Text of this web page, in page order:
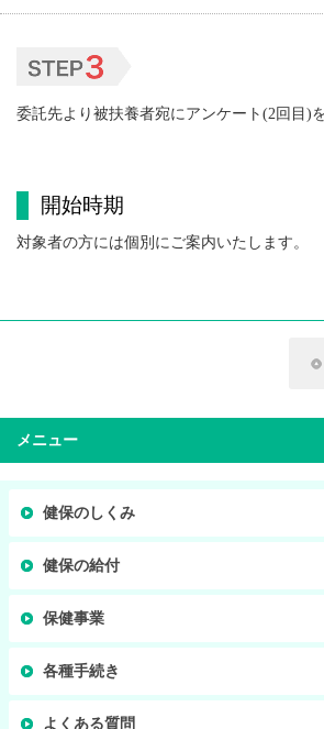
委託先より被扶養者宛にアンケート(2回目)
開始時期
対象者の方には個別にご案内いたします。
メニュー
健保のしくみ
健保の給付
保健事業
各種手続き
よくある質問